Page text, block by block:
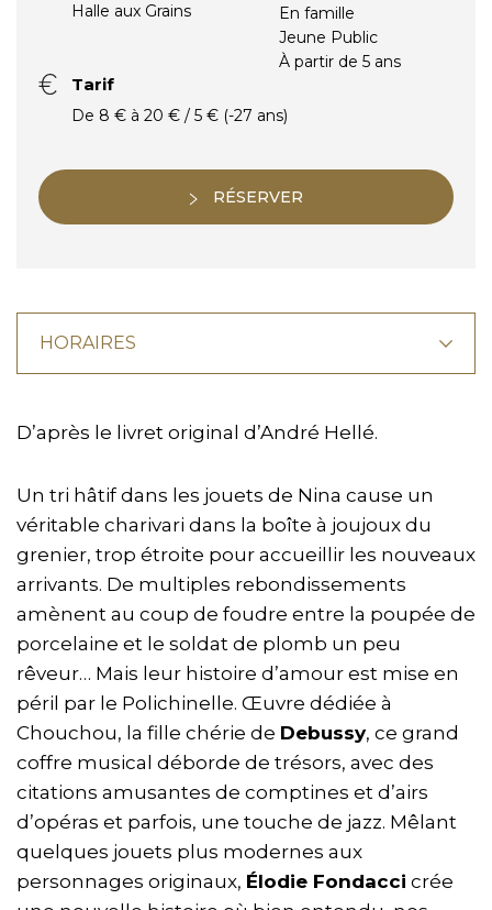
Halle aux Grains
En famille
Jeune Public
À partir de 5 ans
Tarif
De 8 € à 20 € / 5 € (-27 ans)
RÉSERVER
HORAIRES
D’après le livret original d’André Hellé.
Un tri hâtif dans les jouets de Nina cause un
véritable charivari dans la boîte à joujoux du
grenier, trop étroite pour accueillir les nouveaux
arrivants. De multiples rebondissements
amènent au coup de foudre entre la poupée de
porcelaine et le soldat de plomb un peu
rêveur… Mais leur histoire d’amour est mise en
péril par le Polichinelle. Œuvre dédiée à
Chouchou, la fille chérie de Debussy, ce grand
coffre musical déborde de trésors, avec des
citations amusantes de comptines et d’airs
d’opéras et parfois, une touche de jazz. Mêlant
quelques jouets plus modernes aux
personnages originaux, Élodie Fondacci crée